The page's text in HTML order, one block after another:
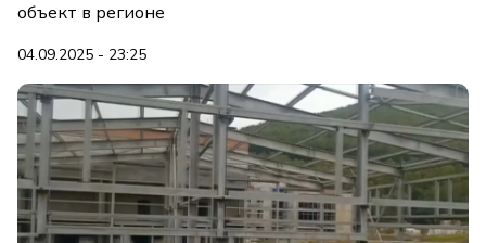
объект в регионе
04.09.2025 - 23:25